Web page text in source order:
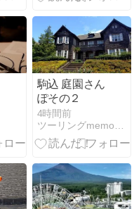
駒込 庭園さん
ぽその２
4時間前